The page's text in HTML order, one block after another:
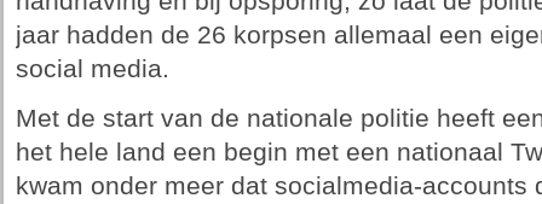
jaar hadden de 26 korpsen allemaal een
social media.
Met de start van de nationale politie heeft
het hele land een begin met een nationaal
kwam onder meer dat socialmedia-accounts